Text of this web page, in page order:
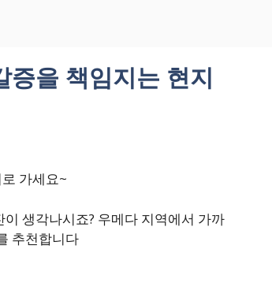
증을 책임지는 현지
가세요~
생각나시죠? 우메다 지역에서 가까
추천합니다